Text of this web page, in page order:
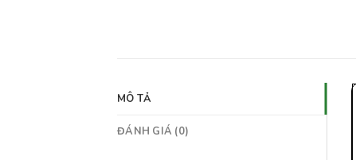
MÔ TẢ
ĐÁNH GIÁ (0)